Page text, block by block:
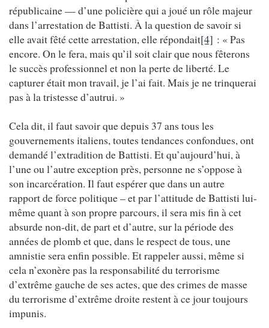
républicaine — d’une policière qui a joué un rôle majeur
dans l’arrestation de Battisti. À la question de savoir si
elle avait fêté cette arrestation, elle répondait[4] : « Pas
encore. On le fera, mais qu’il soit clair que nous fêterons
le succès professionnel et non la perte de liberté. Le
capturer était mon travail, je l’ai fait. Mais je ne trinquerai
pas à la tristesse d’autrui. »
Cela dit, il faut savoir que depuis 37 ans tous les
gouvernements italiens, toutes tendances confondues, ont
demandé l’extradition de Battisti. Et qu’aujourd’hui, à
l’une ou l’autre exception près, personne ne s’oppose à
son incarcération. Il faut espérer que dans un autre
rapport de force politique – et par l’attitude de Battisti lui-
même quant à son propre parcours, il sera mis fin à cet
absurde non-dit, de part et d’autre, sur la période des
années de plomb et que, dans le respect de tous, une
amnistie sera enfin possible. Et rappeler aussi, même si
cela n’exonère pas la responsabilité du terrorisme
d’extrême gauche de ses actes, que des crimes de masse
du terrorisme d’extrême droite restent à ce jour toujours
impunis.